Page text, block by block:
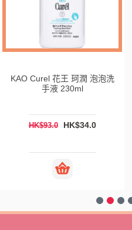
KAO Curel 花王 珂潤 泡泡洗
手液 230ml
HK$93.0 HK$34.0